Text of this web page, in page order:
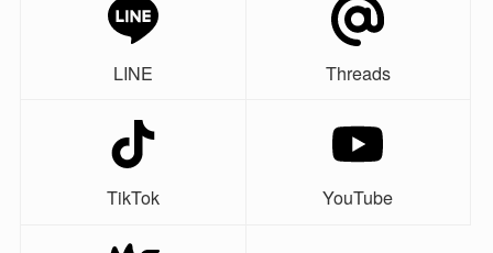
LINE Threads
TikTok YouTube